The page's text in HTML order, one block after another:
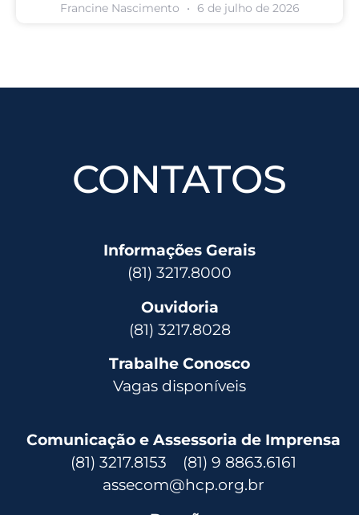
Francine Nascimento 6 de julho de 2026
CONTATOS
Informações Gerais
(81) 3217.8000
Ouvidoria
(81) 3217.8028
Trabalhe Conosco
Vagas disponíveis
Comunicação e Assessoria de Imprensa
(81) 3217.8153 (81) 9 8863.6161
assecom@hcp.org.br